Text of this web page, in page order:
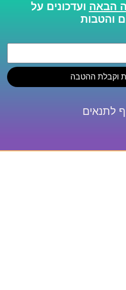
ועדכונים על
והטבות
וקבלת ההטבה
לתנאים